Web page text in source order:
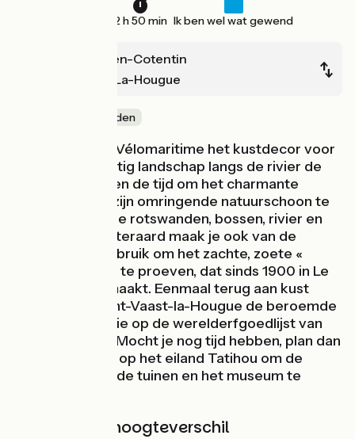
2 h 50 min Ik ben wel wat gewend
Cherbourg-en-Cotentin
Saint-Vaast-La-Hougue
Door kustgebieden
Hier verruilt de Vélomaritime het kustdecor voor
een schilderachtig landschap langs de rivier de
Saire. Neem even de tijd om het charmante
dorpje Vast en zijn omringende natuurschoon te
ontdekken: steile rotswanden, bossen, rivier en
watervallen… Uiteraard maak je ook van de
gelegenheid gebruik om het zachte, zoete «
brioche » brood te proeven, dat sinds 1900 in Le
Vast wordt gemaakt. Eenmaal terug aan kust
ontdek je in Saint-Vaast-la-Hougue de beroemde
Vauban toren, die op de werelderfgoedlijst van
UNESCO staat. Mocht je nog tijd hebben, plan dan
een tussenstop op het eiland Tatihou om de
vestingwerken, de tuinen en het museum te
Hellingen en hoogteverschil